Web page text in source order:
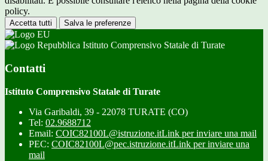
policy.
Accetta tutti Salva le preferenze
Istituto Comprensivo Statale di Turate
Contatti
Istituto Comprensivo Statale di Turate
Via Garibaldi, 39 - 22078 TURATE (CO)
Tel: 02.9688712
Email: COIC82100L@istruzione.itLink per inviare una mail
PEC: COIC82100L@pec.istruzione.itLink per inviare una
mail